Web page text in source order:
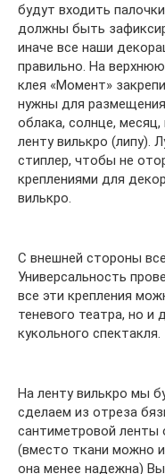
будут входить
должны быть
иначе все наши
правильно. На
клея «Момент»
нужны для
облака, солнце,
ленту вилькро (липу).
стиплер, чтобы не
креплениями для
вилькро.
С внешней стороны
Универсальность
все эти крепления
теневого театра, но и
кукольного спектакля.
На ленту вилькро мы
сделаем из отреза
сантиметровой ленты
(вместо ткани можно
она менее надежна)